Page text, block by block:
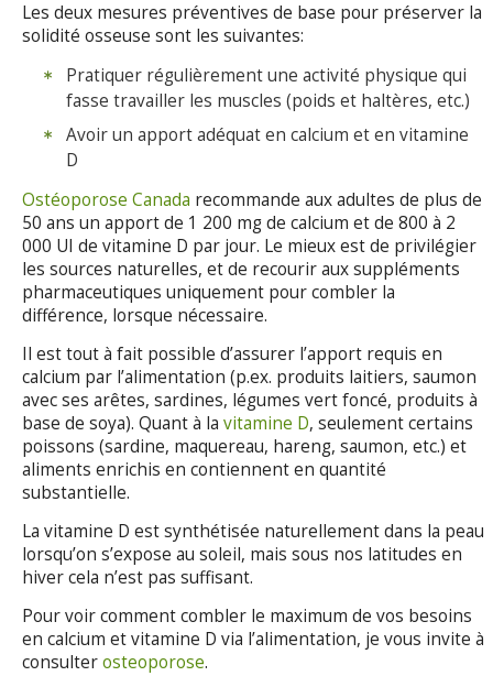
Les deux mesures préventives de base pour préserver la
solidité osseuse sont les suivantes:
Pratiquer régulièrement une activité physique qui
fasse travailler les muscles (poids et haltères, etc.)
Avoir un apport adéquat en calcium et en vitamine
D
Ostéoporose Canada recommande aux adultes de plus de
50 ans un apport de 1 200 mg de calcium et de 800 à 2
000 UI de vitamine D par jour. Le mieux est de privilégier
les sources naturelles, et de recourir aux suppléments
pharmaceutiques uniquement pour combler la
différence, lorsque nécessaire.
Il est tout à fait possible d’assurer l’apport requis en
calcium par l’alimentation (p.ex. produits laitiers, saumon
avec ses arêtes, sardines, légumes vert foncé, produits à
base de soya). Quant à la vitamine D, seulement certains
poissons (sardine, maquereau, hareng, saumon, etc.) et
aliments enrichis en contiennent en quantité
substantielle.
La vitamine D est synthétisée naturellement dans la peau
lorsqu’on s’expose au soleil, mais sous nos latitudes en
hiver cela n’est pas suffisant.
Pour voir comment combler le maximum de vos besoins
en calcium et vitamine D via l’alimentation, je vous invite à
consulterosteoporose.